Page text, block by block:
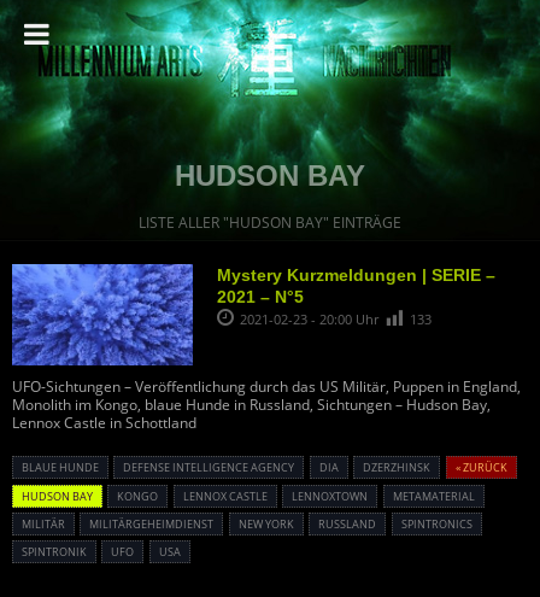
HUDSON BAY
LISTE ALLER "HUDSON BAY" EINTRÄGE
Mystery Kurzmeldungen | SERIE –
2021 – N°5
2021-02-23 - 20:00 Uhr 133
UFO-Sichtungen – Veröffentlichung durch das US Militär, Puppen in England,
Monolith im Kongo, blaue Hunde in Russland, Sichtungen – Hudson Bay,
Lennox Castle in Schottland
BLAUE HUNDE DEFENSE INTELLIGENCE AGENCY DIA DZERZHINSK
« ZURÜCK
HUDSON BAY
KONGO LENNOX CASTLE LENNOXTOWN
METAMATERIAL
MILITÄR
MILITÄRGEHEIMDIENST NEW YORK RUSSLAND
SPINTRONICS
SPINTRONIK
UFO USA